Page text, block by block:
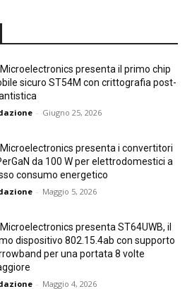
presenta il primo chip
sicuro ST54M con crittografia post-
- Giugno 25, 2026
presenta i convertitori
da 100 W per elettrodomestici a
consumo energetico
- Maggio 5, 2026
presenta ST64UWB, il
dispositivo 802.15.4ab con supporto
per una portata 8 volte
- Maggio 4, 2026